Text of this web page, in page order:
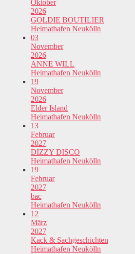
Oktober
2026
GOLDIE BOUTILIER
Heimathafen Neukölln
03
November
2026
ANNE WILL
Heimathafen Neukölln
19
November
2026
Elder Island
Heimathafen Neukölln
13
Februar
2027
DIZZY DISCO
Heimathafen Neukölln
19
Februar
2027
bac
Heimathafen Neukölln
12
März
2027
Kack & Sachgeschichten
Heimathafen Neukölln